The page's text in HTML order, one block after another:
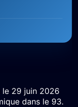
le 29 juin 2026
dans le 93.